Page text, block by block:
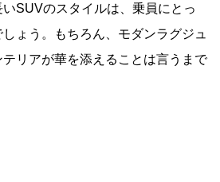
SUVのスタイルは、乗員にとっ
ょう。もちろん、モダンラグジュ
リアが華を添えることは言うまで